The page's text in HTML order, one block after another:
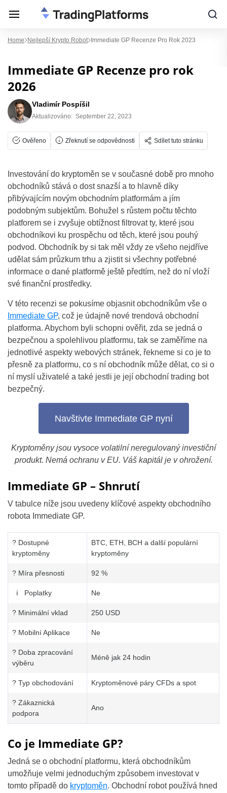
Home Nejlepší Krypto Robot Immediate GP Recenze Pro Rok 2023
Immediate GP Recenze pro rok
2026
Vladimír Pospíšil
Aktualizováno: September 22, 2023
Ověřeno Zřeknutí se odpovědnosti Sdílet tuto stránku
Investování do kryptoměn se v současné době pro mnoho
obchodníků stává o dost snazší a to hlavně díky
přibývajícím novým obchodním platformám a jím
podobným subjektům. Bohužel s růstem počtu těchto
platforem se i zvyšuje obtížnost filtrovat ty, které jsou
obchodníkovi ku prospěchu od těch, které jsou pouhý
podvod. Obchodník by si tak měl vždy ze všeho nejdříve
udělat sám průzkum trhu a zjistit si všechny potřebné
informace o dané platformě ještě předtím, než do ní vloží
své finanční prostředky.
V této recenzi se pokusíme objasnit obchodníkům vše o
Immediate GP, což je údajně nové trendová obchodní
platforma. Abychom byli schopni ověřit, zda se jedná o
bezpečnou a spolehlivou platformu, tak se zaměříme na
jednotlivé aspekty webových stránek, řekneme si co je to
přesně za platformu, co s ní obchodník může dělat, co si o
ní myslí uživatelé a také jestli je její obchodní trading bot
bezpečný.
Navštivte Immediate GP nyní
Kryptoměny jsou vysoce volatilní neregulovaný investiční
produkt. Nemá ochranu v EU. Váš kapitál je v ohrožení.
Immediate GP – Shnrutí
V tabulce níže jsou uvedeny klíčové aspekty obchodního
robota Immediate GP.
? Dostupné
kryptoměny
BTC, ETH, BCH a další populární
kryptoměny
? Míra přesnosti 92 %
ℹ Poplatky Ne
? Minimální vklad 250 USD
? Mobilní Aplikace Ne
? Doba zpracování
výběru
Méně jak 24 hodin
? Typ obchodování Kryptoměnové páry CFDs a spot
? Zákaznická
podpora
Ano
Co je Immediate GP?
Jedná se o obchodní platformu, která obchodníkům
umožňuje velmi jednoduchým způsobem investovat v
tomto případě do kryptoměn. Obchodní robot používá hned